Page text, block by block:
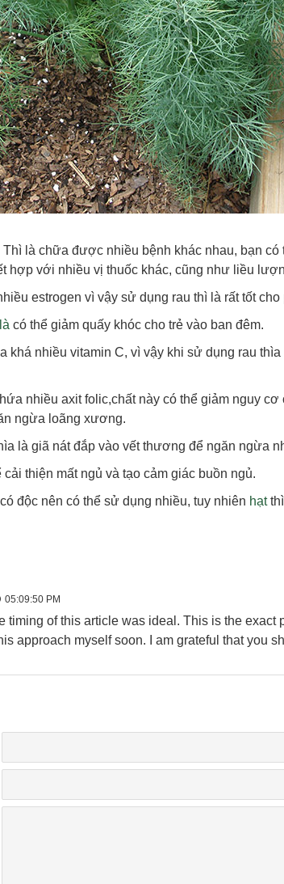
Thì là chữa được nhiều bệnh khác nhau, bạn
hợp với nhiều vị thuốc khác, cũng như liều
estrogen vì vậy sử dụng rau thì là rất tốt
có thể giảm quấy khóc cho trẻ vào ban đêm.
khá nhiều vitamin C, vì vậy khi sử dụng rau
nhiều axit folic,chất này có thể giảm nguy
ngừa loãng xương.
là giã nát đắp vào vết thương để ngăn ngừa
cải thiện mất ngủ và tạo cảm giác buồn ngủ.
độc nên có thể sử dụng nhiều, tuy nhiên hạtthì
05:09:50 PM
timing of this article was ideal. This is the
approach myself soon. I am grateful that you